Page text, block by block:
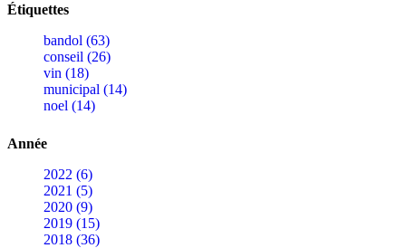
Étiquettes
bandol (63)
conseil (26)
vin (18)
municipal (14)
noel (14)
Année
2022 (6)
2021 (5)
2020 (9)
2019 (15)
2018 (36)